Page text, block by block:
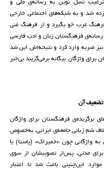
ترغیب نسل نوین به رسانه‌ی ملی و
شد و به شبکه‌های اجتماعی خارجی
غرب خو بگیرد و از فرهنگ غنی
فرهنگستان زبان و ادب فارسی
ضربه وارد کرد و نتیجه‌اش این شد
واژگان بیگانه‌ برمی‌گزیند بی‌خبر
تضعیف آن
برگزیده‌ی فرهنگستان برای واژگان
شم زبانی جامعه‌ی ایرانی، به‌خصوص
واژگانی چون «خمیراک» (پاستا) یا
مدتی، پس‌از تصویبشان از سوی
این‌چنینی باعث شد تا اعتبار